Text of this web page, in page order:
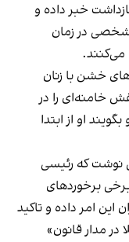
خبر داده و
شخصی در زمان
خشن با زنان
خامنه‌ای را در
او از ابتدا
نوشت که رئیسی
برخوردهای
این امر داده و تاکید
در مدار قانون»